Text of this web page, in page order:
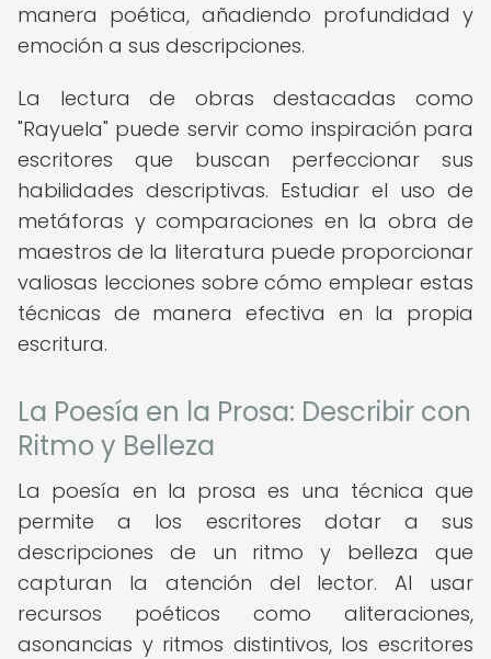
manera poética, añadiendo profundidad y
emoción a sus descripciones.
La lectura de obras destacadas como
"Rayuela" puede servir como inspiración para
escritores que buscan perfeccionar sus
habilidades descriptivas. Estudiar el uso de
metáforas y comparaciones en la obra de
maestros de la literatura puede proporcionar
valiosas lecciones sobre cómo emplear estas
técnicas de manera efectiva en la propia
escritura.
La Poesía en la Prosa: Describir con
Ritmo y Belleza
La poesía en la prosa es una técnica que
permite a los escritores dotar a sus
descripciones de un ritmo y belleza que
capturan la atención del lector. Al usar
recursos poéticos como aliteraciones,
asonancias y ritmos distintivos, los escritores